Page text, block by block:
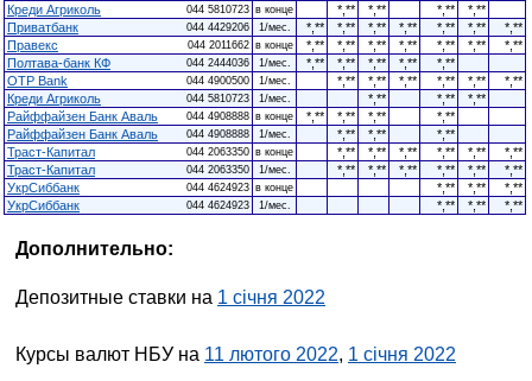
Креди Агриколь
044 5810723 в конце *,** *,** *,**
*,**
Приватбанк
044 4429206 1/мес. *,** *,** *,** *,** *,** *,**
*,**
Правекс
044 2011662 в конце *,** *,** *,** *,** *,** *,**
*,**
Полтава-банк КФ
044 2444036 1/мес. *,** *,** *,** *,**
*,**
OTP Bank
044 4900500 1/мес. *,** *,** *,** *,** *,**
*,**
Креди Агриколь
044 5810723 1/мес. *,** *,**
*,**
Райффайзен Банк Аваль
044 4908888 в конце *,** *,** *,**
*,**
Райффайзен Банк Аваль
044 4908888 1/мес. *,** *,**
*,**
Траст-Капитал
044 2063350 в конце *,** *,** *,** *,** *,**
*,**
Траст-Капитал
044 2063350 1/мес. *,** *,** *,** *,** *,**
*,**
УкрСиббанк
044 4624923 в конце *,** *,**
*,**
УкрСиббанк
044 4624923 1/мес. *,** *,** *,**
Дополнительно:
Депозитные ставки на 1 січня 2022
Курсы валют НБУ на 11 лютого 2022, 1 січня 2022